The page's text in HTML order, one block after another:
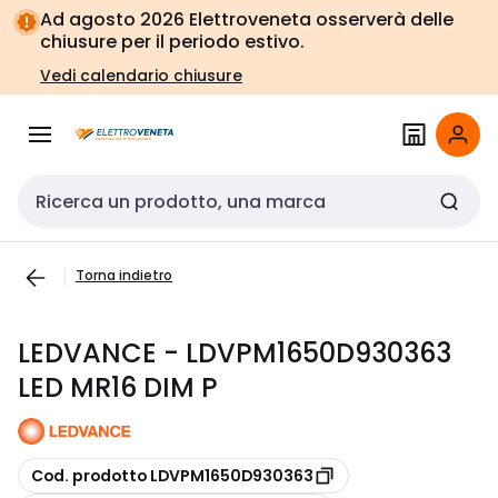
Vai alla
navigazione
Vai
alla
pagina
Ad agosto 2026 Elettroveneta osserverà delle
chiusure per il periodo estivo.
Vedi calendario chiusure
Cerca input
Torna indietro
LEDVANCE - LDVPM1650D930363
LED MR16 DIM P
copia
Cod. prodotto LDVPM1650D930363